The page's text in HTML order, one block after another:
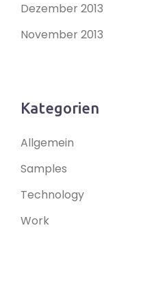
Dezember 2013
November 2013
Kategorien
Allgemein
Samples
Technology
Work